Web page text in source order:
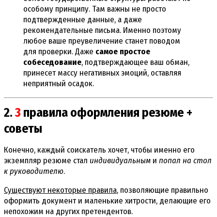
особому принципу. Там важны не просто
подтвержденные данные, а даже
рекомендательные письма. Именно поэтому
любое ваше преувеличение станет поводом
для проверки. Даже самое простое
собеседование, подтверждающее ваш обман,
принесет массу негативных эмоций, оставляя
неприятный осадок.
2.3 правила оформления резюме +
советы
Конечно, каждый соискатель хочет, чтобы именно его
экземпляр резюме стал индивидуальным и попал на стол
к руководителю.
Существуют некоторые правила, позволяющие правильно
оформить документ и маленькие хитрости, делающие его
непохожим на других претендентов.